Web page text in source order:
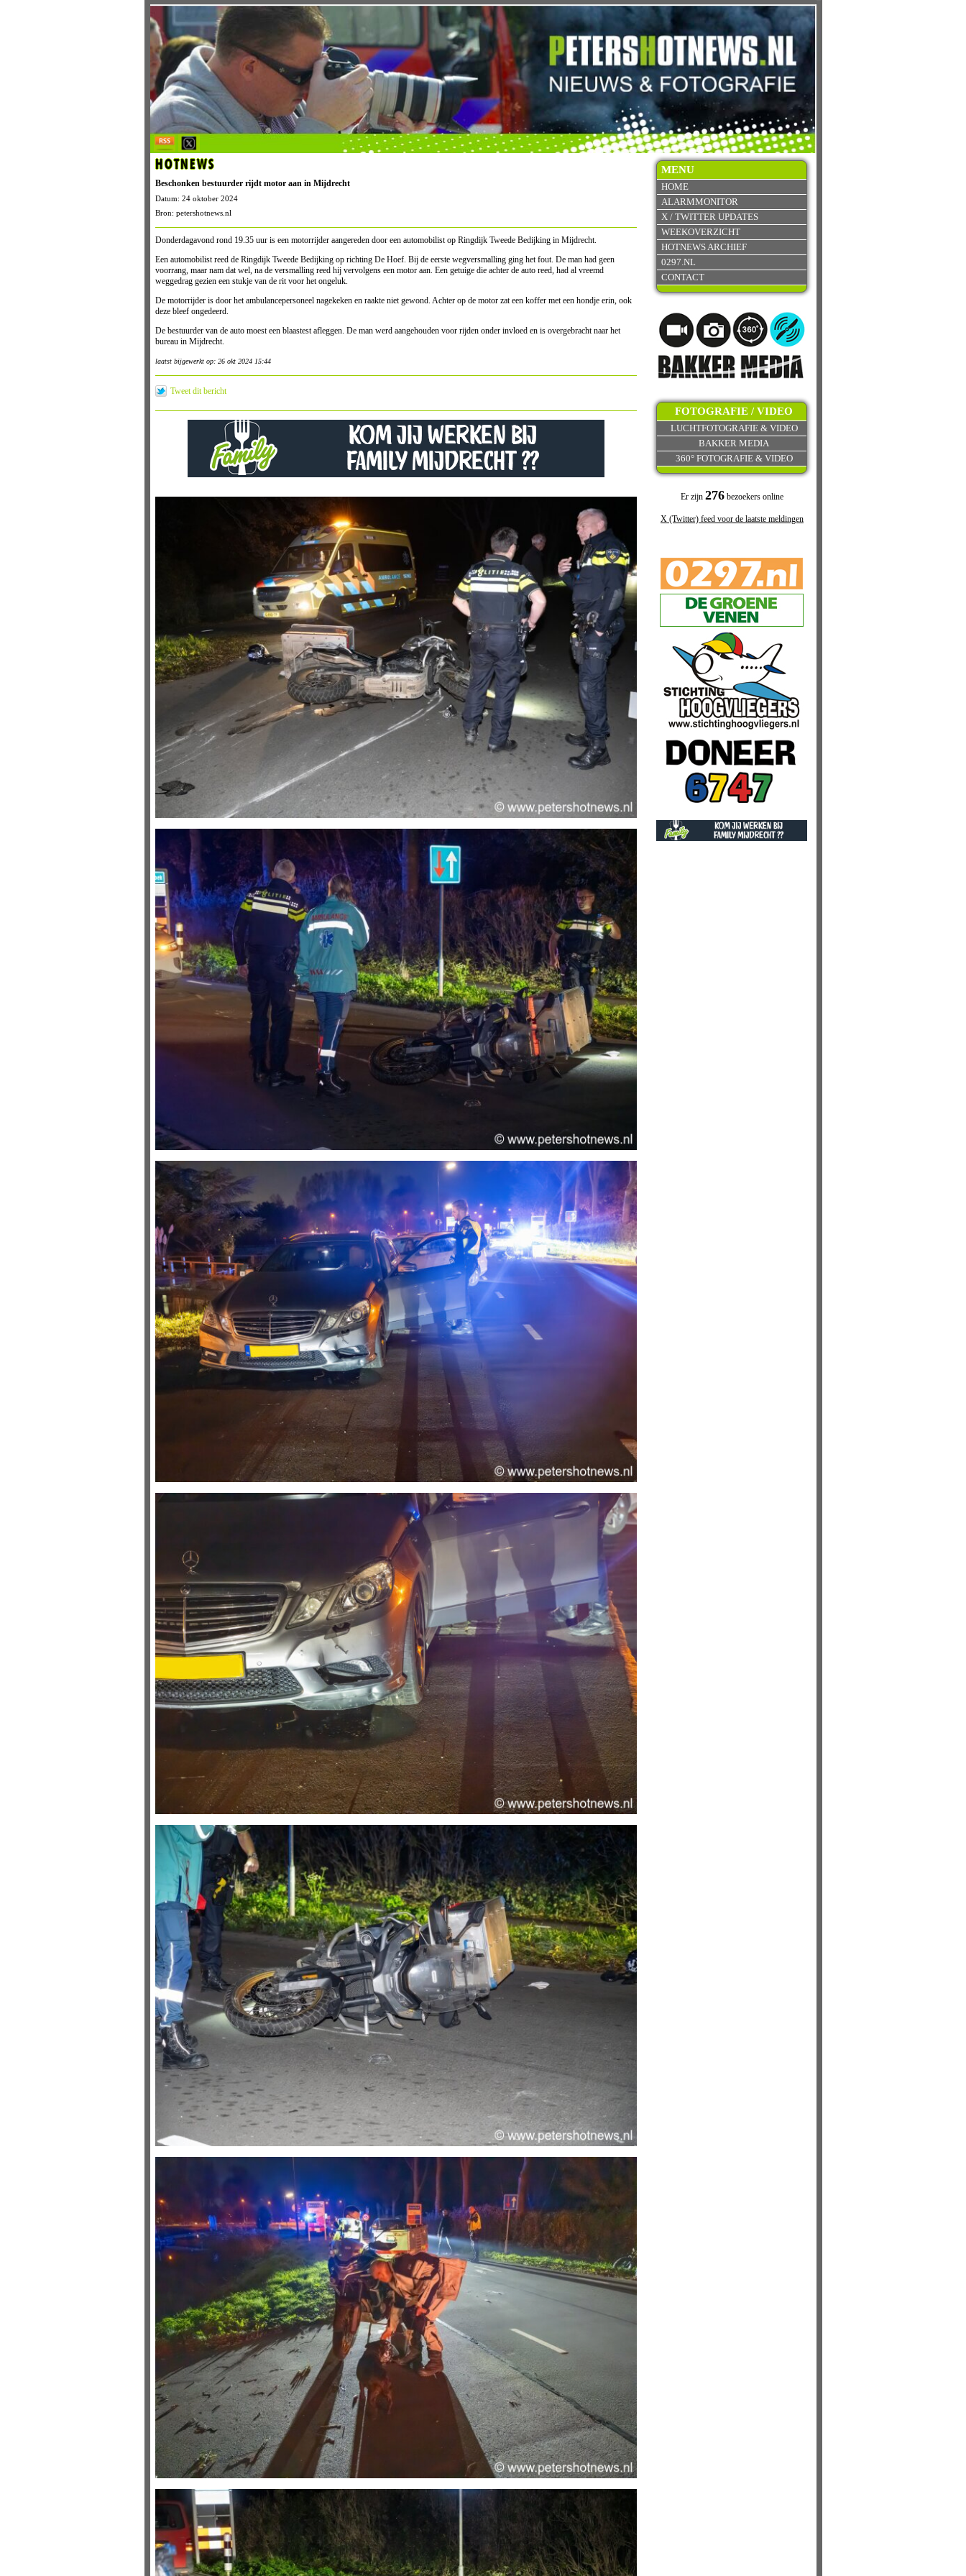
MENU
HOME
ALARMMONITOR
X / TWITTER UPDATES
WEEKOVERZICHT
HOTNEWS ARCHIEF
0297.NL
CONTACT
FOTOGRAFIE / VIDEO
LUCHTFOTOGRAFIE & VIDEO
BAKKER MEDIA
360° FOTOGRAFIE & VIDEO
Er zijn 276bezoekers online
X (Twitter) feed voor de laatste meldingen
HOTNEWS
Beschonken bestuurder rijdt motor aan in Mijdrecht
Datum: 24 oktober 2024
Bron: petershotnews.nl
Donderdagavond rond 19.35 uur is een motorrijder aangereden door een automobilist op Ringdijk Tweede Bedijking in Mijdrecht.
Een automobilist reed de Ringdijk Tweede Bedijking op richting De Hoef. Bij de eerste wegversmalling ging het fout. De man had geen
voorrang, maar nam dat wel, na de versmalling reed hij vervolgens een motor aan. Een getuige die achter de auto reed, had al vreemd
weggedrag gezien een stukje van de rit voor het ongeluk.
De motorrijder is door het ambulancepersoneel nagekeken en raakte niet gewond. Achter op de motor zat een koffer met een hondje erin, ook
deze bleef ongedeerd.
De bestuurder van de auto moest een blaastest afleggen. De man werd aangehouden voor rijden onder invloed en is overgebracht naar het
bureau in Mijdrecht.
laatst bijgewerkt op: 26 okt 2024 15:44
Tweet dit bericht